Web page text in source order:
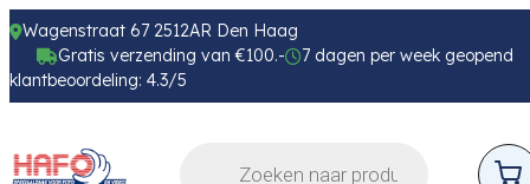
Wagenstraat 67 2512AR Den Haag
Gratis verzending van €100.-
7 dagen per week geopend
klantbeoordeling: 4.3/5